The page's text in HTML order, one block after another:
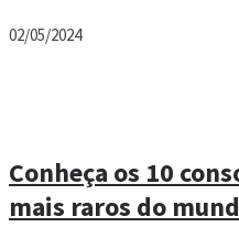
02/05/2024
Conheça os 10
mais raros do